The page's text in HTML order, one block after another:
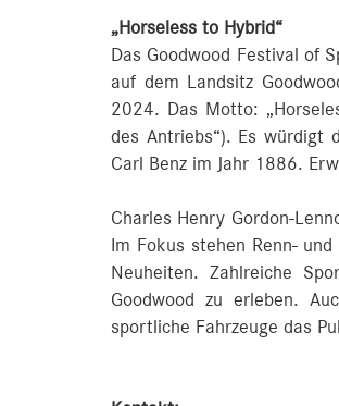
„Horseless to Hybrid“
Das Goodwood Festival of
auf dem Landsitz
2024. Das Motto:
des Antriebs“). Es würdigt
Carl Benz im Jahr 1886.
Charles Henry Gordon-
Im Fokus stehen Renn-
Neuheiten. Zahlreiche
Goodwood zu erleben.
sportliche Fahrzeuge das